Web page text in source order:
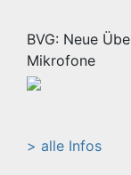
BVG: Neue
Mikrofone
> alle Infos